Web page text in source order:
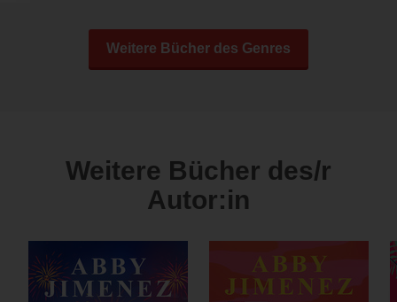
Weitere Bücher des Genres
Weitere Bücher des/r
Autor:in